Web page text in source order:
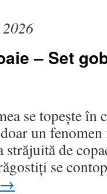
– Set
se topește în
un
străjuită de
se
→